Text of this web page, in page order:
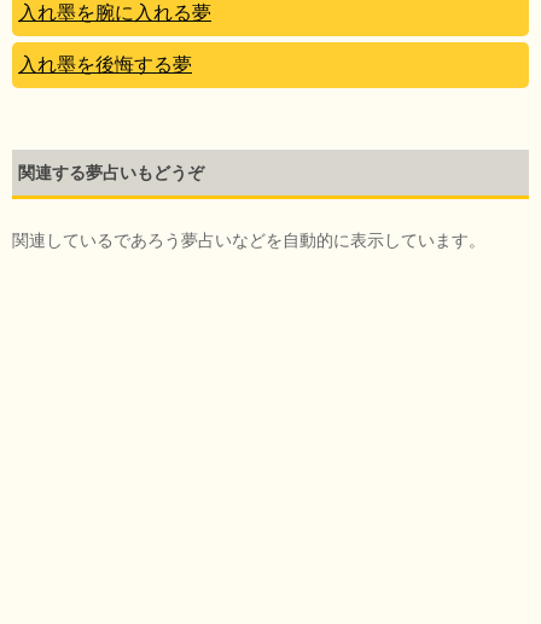
入れ墨を腕に入れる夢
入れ墨を後悔する夢
関連する夢占いもどうぞ
関連しているであろう夢占いなどを自動的に表示しています。